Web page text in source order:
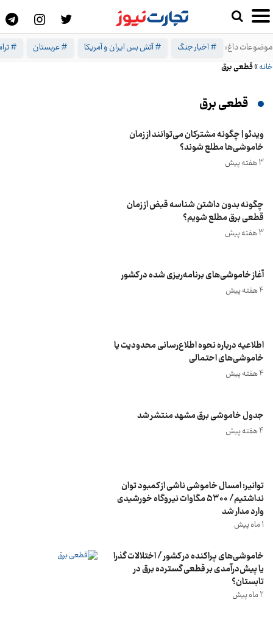
موضوعات داغ: # اخبار جنگ # آتش بس ایران و آمریکا # عربستان #
خانه»قطعی برق
قطعی برق
ویدئو | چگونه مشترکان می‌توانند از زمان
خاموشی‌ها مطلع شوند؟
3 هفته پیش
چگونه بدون داشتن شناسه قبض از زمان
قطعی برق مطلع شویم؟
3 هفته پیش
آغاز خاموشی‌های برنامه‌ریزی شده در کشور
4 هفته پیش
اطلاعیه درباره نحوه اطلاع‌رسانی محدودیت یا
خاموشی‌های احتمالی
4 هفته پیش
جدول خاموشی برق مشهد منتشر شد
4 هفته پیش
توانیر: امسال خاموشی ناشی از کمبود توان
نداشتیم/ ۵۳۰۰ مگاوات نیروگاه خورشیدی
وارد مدار شد
1 ماه پیش
خاموشی‌های پراکنده در کشور / اختلالات گذرا
یا پیش‌درآمدی بر قطعی گسترده برق در
تابستان؟
2 ماه پیش